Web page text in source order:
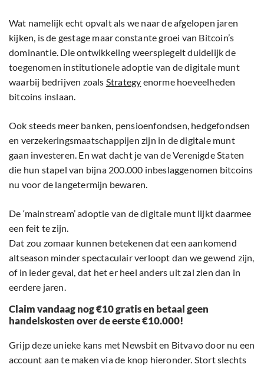
Wat namelijk echt opvalt als we naar de afgelopen jaren
kijken, is de gestage maar constante groei van Bitcoin’s
dominantie. Die ontwikkeling weerspiegelt duidelijk de
toegenomen institutionele adoptie van de digitale munt
waarbij bedrijven zoals Strategy enorme hoeveelheden
bitcoins inslaan.
Ook steeds meer banken, pensioenfondsen, hedgefondsen
en verzekeringsmaatschappijen zijn in de digitale munt
gaan investeren. En wat dacht je van de Verenigde Staten
die hun stapel van bijna 200.000 inbeslaggenomen bitcoins
nu voor de langetermijn bewaren.
De ‘mainstream’ adoptie van de digitale munt lijkt daarmee
een feit te zijn.
Dat zou zomaar kunnen betekenen dat een aankomend
altseason minder spectaculair verloopt dan we gewend zijn,
of in ieder geval, dat het er heel anders uit zal zien dan in
eerdere jaren.
Claim vandaag nog €10 gratis en betaal geen
handelskosten over de eerste €10.000!
Grijp deze unieke kans met Newsbit en Bitvavo door nu een
account aan te maken via de knop hieronder. Stort slechts